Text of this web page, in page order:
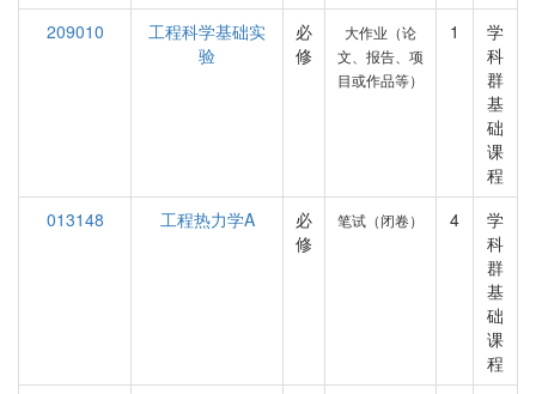
209010
工程科学基础实
验
必
修
大作业（论
文、报告、项
目或作品等）
1
学
科
群
基
础
课
程
013148
工程热力学A
必
修
笔试（闭卷） 4
学
科
群
基
础
课
程